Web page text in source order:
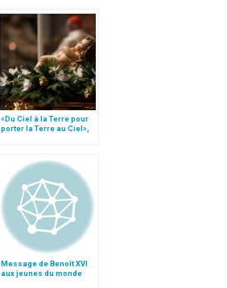
«Du Ciel à la Terre pour
porter la Terre au Ciel»,
Message de Benoît XVI
aux jeunes du monde